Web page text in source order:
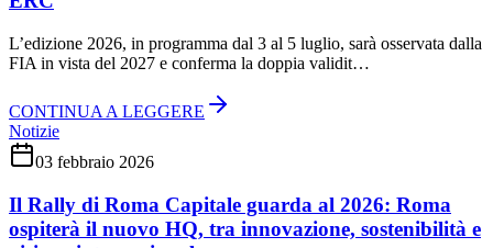
L’edizione 2026, in programma dal 3 al 5 luglio, sarà osservata dalla
FIA in vista del 2027 e conferma la doppia validit…
CONTINUA A LEGGERE
Notizie
03 febbraio 2026
Il Rally di Roma Capitale guarda al 2026: Roma
ospiterà il nuovo HQ, tra innovazione, sostenibilità e